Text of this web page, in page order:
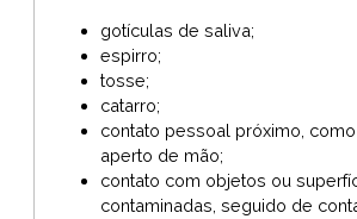
gotículas de saliva;
espirro;
tosse;
catarro;
contato pessoal próximo,
aperto de mão;
contato com objetos ou
contaminadas, seguido de